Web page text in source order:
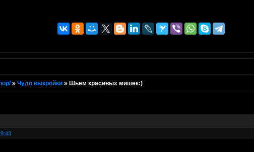
»Чудо выкройки » Шьем красивых мишек:)